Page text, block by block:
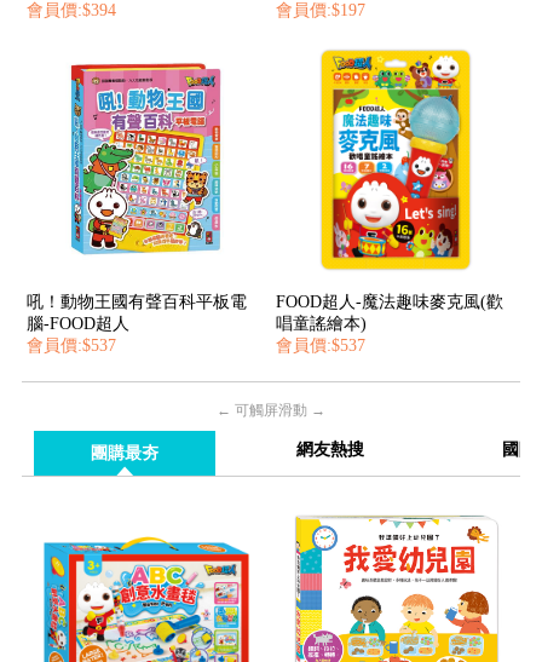
會員價:$394
會員價:$197
吼！動物王國有聲百科平板電
腦-FOOD超人
會員價:$537
FOOD超人-魔法趣味麥克風(歡
唱童謠繪本)
會員價:$537
← 可觸屏滑動 →
團購最夯 網友熱搜 國際